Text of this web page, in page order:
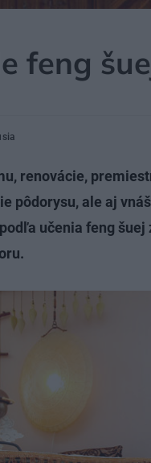
feng
renovácie,
pôdorysu, ale aj
učenia feng